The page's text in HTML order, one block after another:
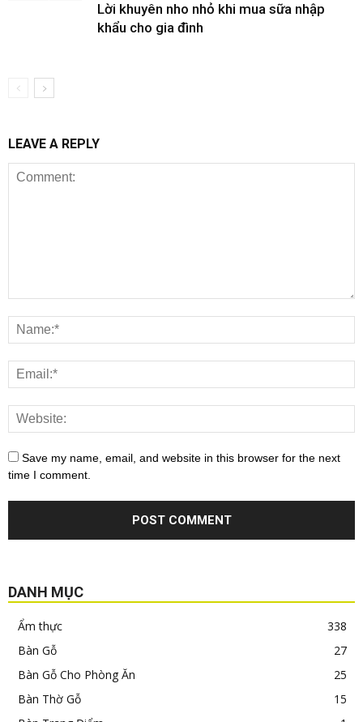
Lời khuyên nho nhỏ khi mua sữa nhập
khẩu cho gia đình
LEAVE A REPLY
Save my name, email, and website in this browser for the next
time I comment.
DANH MỤC
Ẩm thực
338
Bàn Gỗ
27
Bàn Gỗ Cho Phòng Ăn
25
Bàn Thờ Gỗ
15